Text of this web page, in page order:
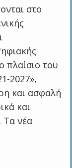
στο
πλαίσιο του
2027»,
και ασφαλή
και
Τα νέα